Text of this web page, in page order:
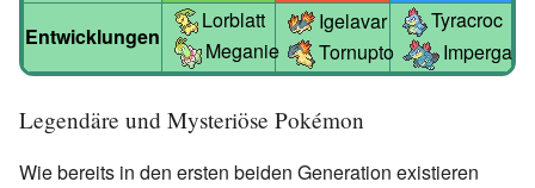
Entwicklungen
Lorblatt
Meganie
Igelavar
Tornupto
Tyracroc
Impergator
Legendäre und Mysteriöse Pokémon
Wie bereits in den ersten beiden Generation existieren